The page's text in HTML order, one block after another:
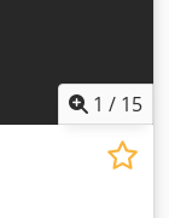
1 / 15